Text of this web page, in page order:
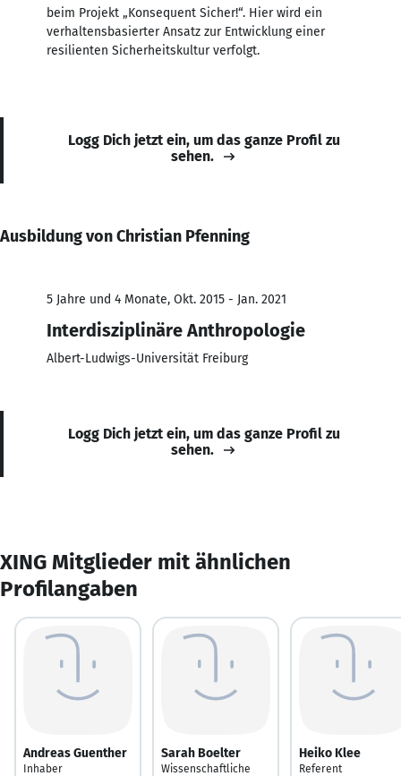
beim Projekt „Konsequent Sicher!“. Hier wird ein
verhaltensbasierter Ansatz zur Entwicklung einer
resilienten Sicherheitskultur verfolgt.
Logg Dich jetzt ein, um das ganze Profil zu
sehen.
Ausbildung von Christian Pfenning
5 Jahre und 4 Monate, Okt. 2015 - Jan. 2021
Interdisziplinäre Anthropologie
Albert-Ludwigs-Universität Freiburg
Logg Dich jetzt ein, um das ganze Profil zu
sehen.
XING Mitglieder mit ähnlichen
Profilangaben
Andreas Guenther
Inhaber
Sarah Boelter
Wissenschaftliche
Heiko Klee
Referent